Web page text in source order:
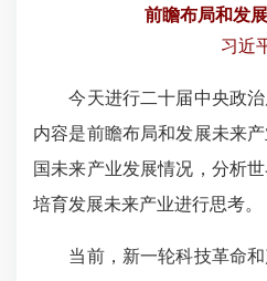
前瞻布局和发
习近
今天进行二十届中央政治
内容是前瞻布局和发展未来
国未来产业发展情况，分析
培育发展未来产业进行思考。
当前，新一轮科技革命和